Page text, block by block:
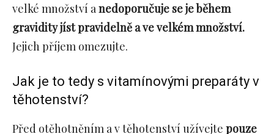
velké množství a nedoporučuje se je během
gravidity jíst pravidelně a ve velkém množství.
Jejich příjem omezujte.
Jak je to tedy s vitamínovými preparáty v
těhotenství?
Před otěhotněním a v těhotenství užívejte pouze